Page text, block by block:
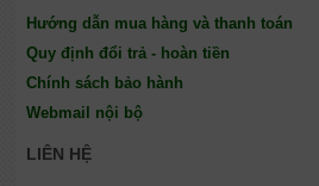
Hướng dẫn mua hàng và thanh toán
Quy định đổi trả - hoàn tiền
Chính sách bảo hành
Webmail nội bộ
LIÊN HỆ